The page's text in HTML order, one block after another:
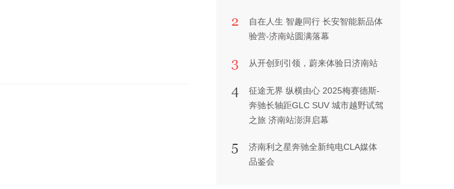
自在人生 智趣同行 长安智能新品体
验营-济南站圆满落幕
从开创到引领，蔚来体验日济南站
征途无界 纵横由心 2025梅赛德斯-
奔驰长轴距GLC SUV 城市越野试驾
之旅 济南站澎湃启幕
济南利之星奔驰全新纯电CLA媒体
品鉴会